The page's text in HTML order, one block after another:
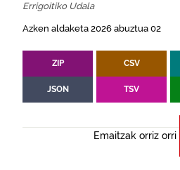
Errigoitiko Udala
Azken aldaketa 2026 abuztua 02
ZIP CSV
JSON TSV
Emaitzak orriz orri